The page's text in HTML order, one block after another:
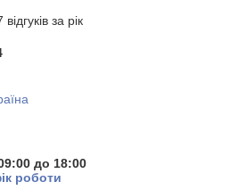
за рік
до 18:00
роботи